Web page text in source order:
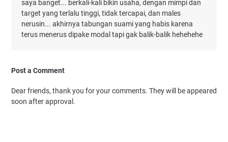
saya banget... berkali-kali bikin usaha, dengan mimpi dan
target yang terlalu tinggi, tidak tercapai, dan males
nerusin... akhirnya tabungan suami yang habis karena
terus menerus dipake modal tapi gak balik-balik hehehehe
Post a Comment
Dear friends, thank you for your comments. They will be appeared
soon after approval.